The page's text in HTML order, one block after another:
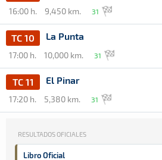
16:00 h. 9,450 km. 31
TC 10 La Punta
17:00 h. 10,000 km. 31
TC 11 El Pinar
17:20 h. 5,380 km. 31
RESULTADOS OFICIALES
Libro Oficial